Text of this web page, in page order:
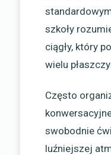
szkoły
ciągły, który
wielu
Często
swobodnie
luźniejszej